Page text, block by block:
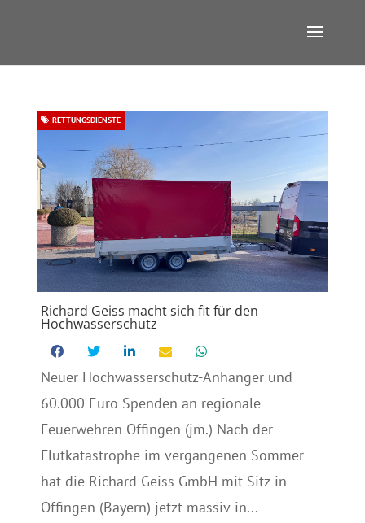
Richard Geiss macht sich fit für den
Hochwasserschutz
RETTUNGSDIENSTE
Neuer Hochwasserschutz-Anhänger und
60.000 Euro Spenden an regionale
Feuerwehren Offingen (jm.) Nach der
Flutkatastrophe im vergangenen Sommer
hat die Richard Geiss GmbH mit Sitz in
Offingen (Bayern) jetzt massiv in...